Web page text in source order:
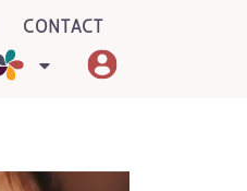
CONTACT